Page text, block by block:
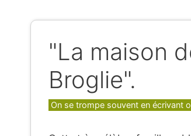
"La maison
Broglie".
Catégories
On se trompe souvent en écrivant